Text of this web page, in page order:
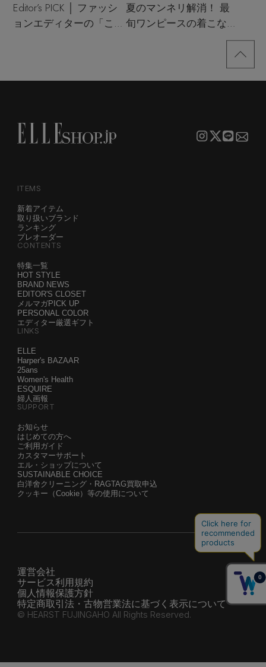
Editor’s PICK │ ファッシ
ョンエディターの「これ
夏のマンネリ解消！ 最
旬ワンピースの着こなし
ITEMS
新着アイテム
取り扱いブランド
ランキング
プレオーダー
CONTENTS
特集一覧
HOT STYLE
BRAND NEWS
EDITOR'S CLOSET
メルマガPICK UP
PERSONAL COLOR
エディター厳選ギフト
LINKS
ELLE
Harper's BAZAAR
25ans
Women's Health
ESQUIRE
婦人画報
SUPPORT
お知らせ
はじめての方へ
ご利用ガイド
カスタマーサポート
エル・ショップについて
SUSTAINABLE CHOICE
白洋舍クリーニング・RAGTAG買取申込
クッキー（Cookie）等の使用について
運営会社
サービス利用規約
個人情報保護方針
特定商取引法・古物営業法に基づく表示について
© HEARST FUJINGAHO All Rights Reserved.